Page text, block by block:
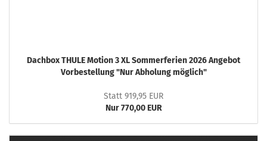
Dachbox THULE Motion 3 XL Sommerferien 2026 Angebot
Vorbestellung "Nur Abholung möglich"
Statt 919,95 EUR
Nur 770,00 EUR